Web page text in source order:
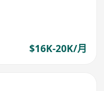
$16K-20K/月